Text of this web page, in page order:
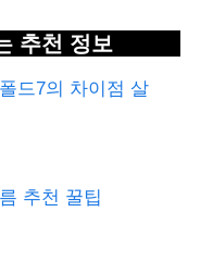
추천 정보
드7의 차이점 살
추천 꿀팁